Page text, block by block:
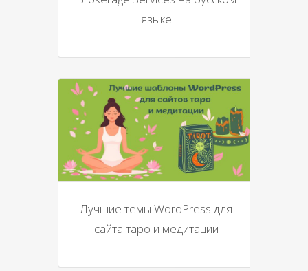
языке
Лучшие темы WordPress для
сайта таро и медитации